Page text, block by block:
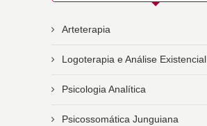
Arteterapia
Logoterapia e Análise Existencial
Psicologia Analítica
Psicossomática Junguiana